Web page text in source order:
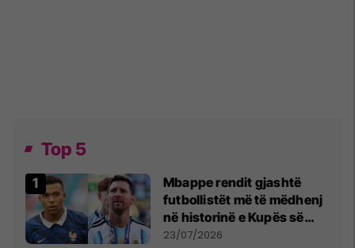
Top 5
Mbappe rendit gjashtë
futbollistët më të mëdhenj
në historinë e Kupës së
Botës, Messi mbetet i dyti
23/07/2026